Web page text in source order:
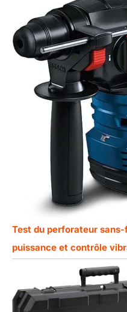
Test du perforateur sans-
puissance et contrôle